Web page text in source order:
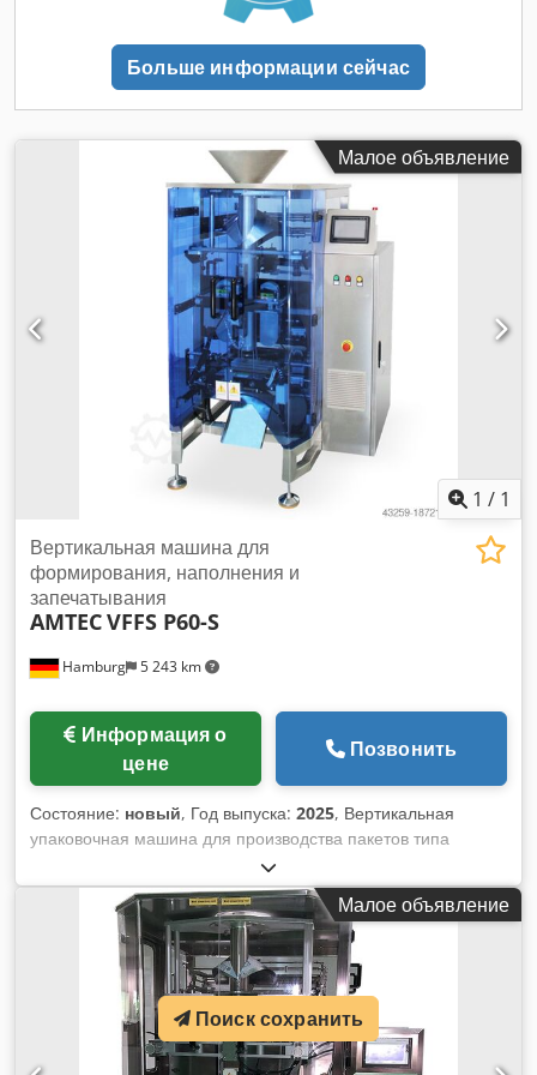
контактирующие с продуктом, изготовлены из: AISI 304
(опционально AISI 316 за дополнительную плату);
Электропитание: 220 В, 50/60 Гц; Потребляемая мощность:
3,2 кВт; требуемый сжатый воздух: 0,7 МПа; Расход сжатого
Aqwsr Обратите внимание, что наши новые цены зачастую
ниже обычных цен на бывшие в употреблении товары.
Просто спросите и расскажите нам о своей задаче по
упаковке. - Обычно на складе имеется в наличии 30–50
различных новых машин. Кроме того, у нас очень короткие
сроки поставки — около 3 недель для машин,
изготавливаемых по спецификациям заказчика. - Все
машины поставляются с полной гарантией.
Больше информации сейчас
Малое объявление
1 / 1
Hamburg 5 243 km
Вертикальная машина для
формирования, наполнения и
запечатывания
AMTECVFFS P60-S
цене
Позвонить
Состояние: новый, Год выпуска: 2025, Вертикальная
упаковочная машина для производства пакетов типа
«флоу-пак» с задним швом, стоячих пакетов со складкой
(требуется инструмент для установки складок) ИЛИ пакетов
в форме пирамиды (требуется специальный запайщик).
Оснащен: сенсорным экраном; ПЛК; Фотодатчик
(обнаружение печатной метки) для определения
положения запечатывания/резки; пневматический
уплотнительный блок для окончательной герметизации;
Серводвигатель для протяжки пленки; Ленточный принтер
для печати номера партии, даты, срока годности. -
Малое объявление
Поиск сохранить